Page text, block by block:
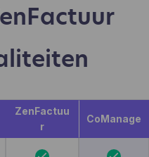
ZenFactuu
r
CoManage